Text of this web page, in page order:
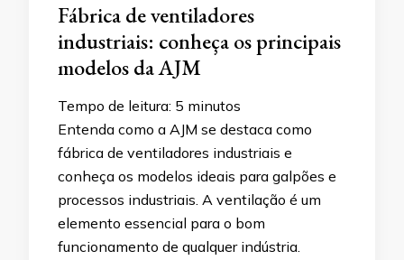
Fábrica de ventiladores
industriais: conheça os principais
modelos da AJM
Tempo de leitura: 5 minutos
Entenda como a AJM se destaca como
fábrica de ventiladores industriais e
conheça os modelos ideais para galpões e
processos industriais. A ventilação é um
elemento essencial para o bom
funcionamento de qualquer indústria.